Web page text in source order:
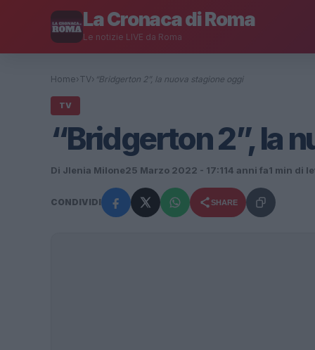
La Cronaca di Roma
Le notizie LIVE da Roma
Home› TV› “Bridgerton 2”, la nuova stagione oggi
TV
“Bridgerton 2”, la
Di Jlenia Milone25 Marzo 2022 - 17:114 anni fa1 min di
CONDIVIDI SHARE